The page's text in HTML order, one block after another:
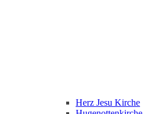
Herz Jesu Kirche